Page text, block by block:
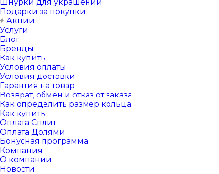
Шнурки для украшений
Подарки за покупки
Акции
Услуги
Блог
Бренды
Как купить
Условия оплаты
Условия доставки
Гарантия на товар
Возврат, обмен и отказ от заказа
Как определить размер кольца
Как купить
Оплата Сплит
Оплата Долями
Бонусная программа
Компания
О компании
Новости